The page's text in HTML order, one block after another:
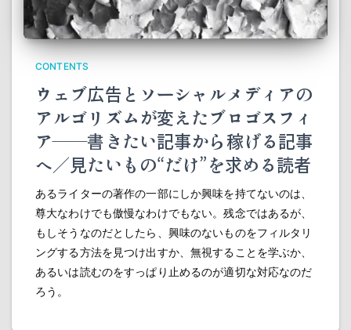
CONTENTS
ウェブ広告とソーシャルメディアの
アルゴリズムが変えたブロゴスフィ
ア――書きたい記事から稼げる記事
へ／見たいもの“だけ”を求める読者
あるライターの著作の一部にしか興味を持てないのは、
尊大なわけでも傲慢なわけでもない。残念ではあるが、
もしそうなのだとしたら、興味のないものをフィルタリ
ングする方法を見つけ出すか、無視することを学ぶか、
あるいは読むのをすっぱり止めるのが適切な対応なのだ
ろう。